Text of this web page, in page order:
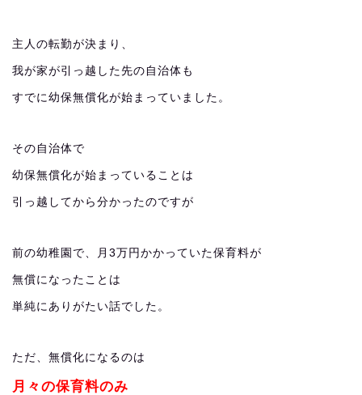
主人の転勤が決まり、
我が家が引っ越した先の自治体も
すでに幼保無償化が始まっていました。
その自治体で
幼保無償化が始まっていることは
引っ越してから分かったのですが
前の幼稚園で、月3万円かかっていた保育料が
無償になったことは
単純にありがたい話でした。
ただ、無償化になるのは
月々の保育料のみ